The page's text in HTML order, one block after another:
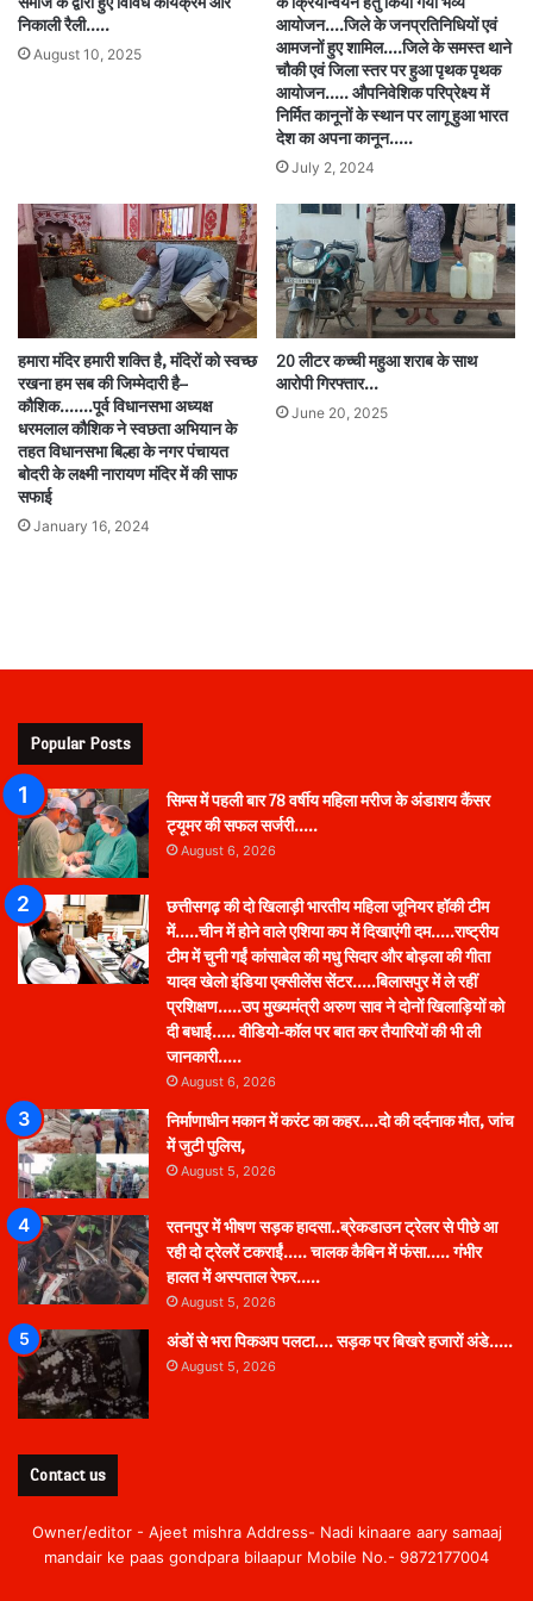
निकाली रैली…..
August 10, 2025
आयोजन….जिले के जनप्रतिनिधियों एवं
आमजनों हुए शामिल….जिले के समस्त थाने
चौकी एवं जिला स्तर पर हुआ पृथक पृथक
आयोजन….. औपनिवेशिक परिप्रेक्ष्य में
निर्मित कानूनों के स्थान पर लागू हुआ भारत
देश का अपना कानून…..
July 2, 2024
हमारा मंदिर हमारी शक्ति है, मंदिरों को स्वच्छ
रखना हम सब की जिम्मेदारी है–
कौशिक…….पूर्व विधानसभा अध्यक्ष
धरमलाल कौशिक ने स्वछता अभियान के
तहत विधानसभा बिल्हा के नगर पंचायत
बोदरी के लक्ष्मी नारायण मंदिर में की साफ
सफाई
January 16, 2024
20 लीटर कच्ची महुआ शराब के साथ
आरोपी गिरफ्तार…
June 20, 2025
Popular Posts
सिम्स में पहली बार 78 वर्षीय महिला मरीज के अंडाशय कैंसर
ट्यूमर की सफल सर्जरी…..
August 6, 2026
छत्तीसगढ़ की दो खिलाड़ी भारतीय महिला जूनियर हॉकी टीम
में…..चीन में होने वाले एशिया कप में दिखाएंगी दम…..राष्ट्रीय
टीम में चुनी गईं कांसाबेल की मधु सिदार और बोड़ला की गीता
यादव खेलो इंडिया एक्सीलेंस सेंटर…..बिलासपुर में ले रहीं
प्रशिक्षण…..उप मुख्यमंत्री अरुण साव ने दोनों खिलाड़ियों को
दी बधाई….. वीडियो-कॉल पर बात कर तैयारियों की भी ली
जानकारी…..
August 6, 2026
निर्माणाधीन मकान में करंट का कहर….दो की दर्दनाक मौत, जांच
में जुटी पुलिस,
August 5, 2026
रतनपुर में भीषण सड़क हादसा..ब्रेकडाउन ट्रेलर से पीछे आ
रही दो ट्रेलरें टकराईं….. चालक कैबिन में फंसा….. गंभीर
हालत में अस्पताल रेफर…..
August 5, 2026
अंडों से भरा पिकअप पलटा…. सड़क पर बिखरे हजारों अंडे…..
August 5, 2026
Contact us
Owner/editor - Ajeet mishra Address- Nadi kinaare aary samaaj
mandair ke paas gondpara bilaapur Mobile No.- 9872177004